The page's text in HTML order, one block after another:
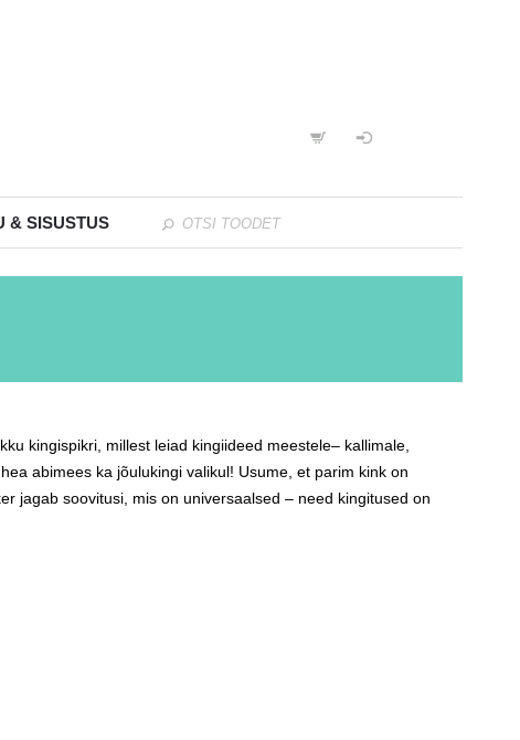
& SISUSTUS
kingispikri, millest leiad kingiideed meestele– kallimale,
abimees ka jõulukingi valikul! Usume, et parim kink on
jagab soovitusi, mis on universaalsed – need kingitused on